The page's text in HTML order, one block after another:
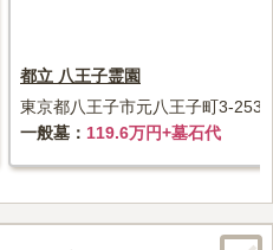
都立 八王子霊園
東京都八王子市元八王子町3-2536
一般墓
119.6万円+墓石代